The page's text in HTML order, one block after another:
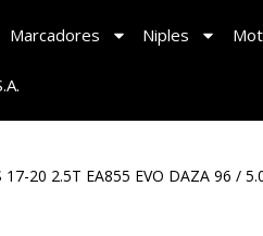
Marcadores Niples
20 2.5T EA855 EVO DAZA 96 /